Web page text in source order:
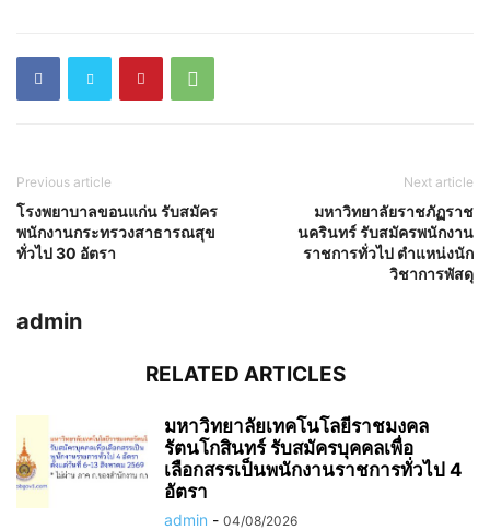
Previous article
โรงพยาบาลขอนแก่น รับสมัคร
พนักงานกระทรวงสาธารณสุข
ทั่วไป 30 อัตรา
Next article
มหาวิทยาลัยราชภัฏราช
นครินทร์ รับสมัครพนักงาน
ราชการทั่วไป ตำแหน่งนัก
วิชาการพัสดุ
admin
RELATED ARTICLES
มหาวิทยาลัยเทคโนโลยีราชมงคล
รัตนโกสินทร์ รับสมัครบุคคลเพื่อ
เลือกสรรเป็นพนักงานราชการทั่วไป 4
อัตรา
admin - 04/08/2026